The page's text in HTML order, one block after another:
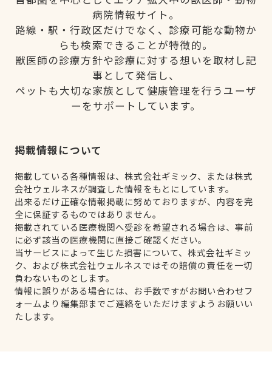
病院情報サイト。
路線・駅・行政区だけでなく、診療可能な動物か
らも検索できることが特徴的。
獣医師の診療方針や診療に対する想いを取材し記
事として発信し、
ペットも大切な家族として健康管理を行うユーザ
ーをサポートしています。
掲載情報について
掲載している各種情報は、株式会社ギミック、または株式
会社ウェルネスが調査した情報をもとにしています。
出来るだけ正確な情報掲載に努めておりますが、内容を完
全に保証するものではありません。
掲載されている医療機関へ受診を希望される場合は、事前
に必ず該当の医療機関に直接ご確認ください。
当サービスによって生じた損害について、株式会社ギミッ
ク、および株式会社ウェルネスではその賠償の責任を一切
負わないものとします。
情報に誤りがある場合には、お手数ですがお問い合わせフ
ォームより編集部までご連絡をいただけますようお願いい
たします。